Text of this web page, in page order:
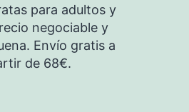
para adultos y
negociable y
Envío gratis a
de 68€.